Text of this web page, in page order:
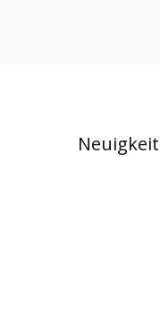
Ihnen dabei,